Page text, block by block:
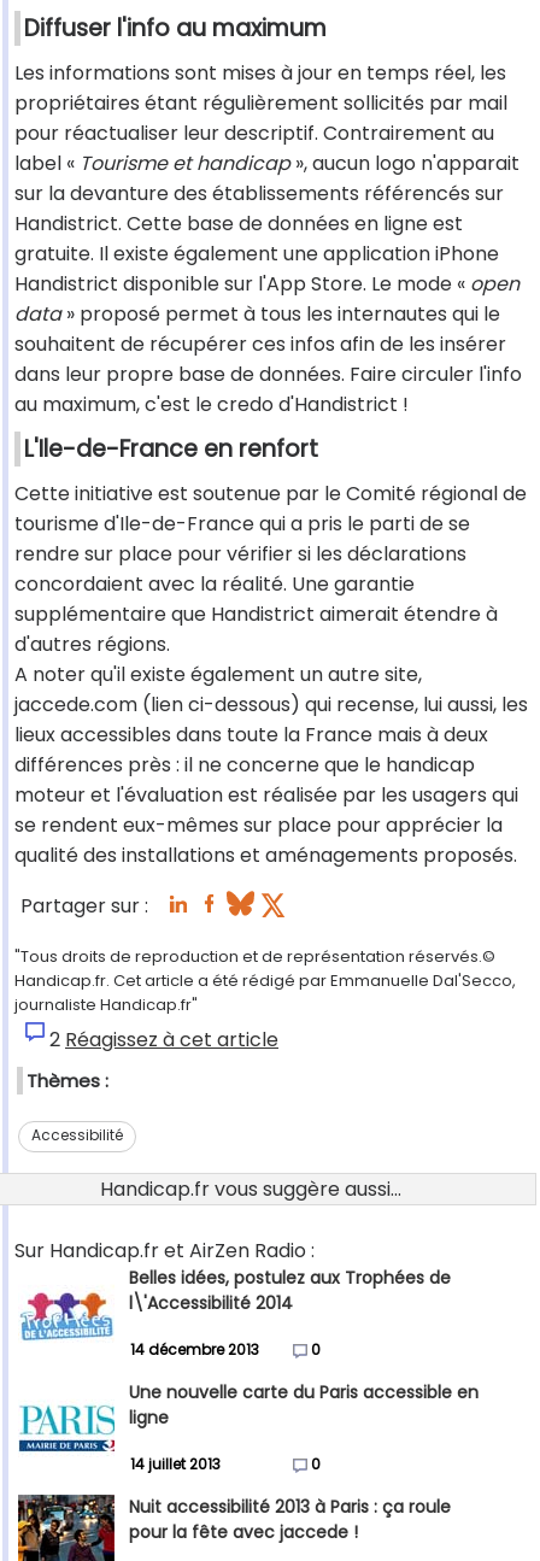
Diffuser l'info au maximum
Les informations sont mises à jour en temps réel, les
propriétaires étant régulièrement sollicités par mail
pour réactualiser leur descriptif. Contrairement au
label « Tourisme et handicap», aucun logo n'apparait
sur la devanture des établissements référencés sur
Handistrict. Cette base de données en ligne est
gratuite. Il existe également une application iPhone
Handistrict disponible sur l'App Store. Le mode « open
data» proposé permet à tous les internautes qui le
souhaitent de récupérer ces infos afin de les insérer
dans leur propre base de données. Faire circuler l'info
au maximum, c'est le credo d'Handistrict !
L'Ile-de-France en renfort
Cette initiative est soutenue par le Comité régional de
tourisme d'Ile-de-France qui a pris le parti de se
rendre sur place pour vérifier si les déclarations
concordaient avec la réalité. Une garantie
supplémentaire que Handistrict aimerait étendre à
d'autres régions.
A noter qu'il existe également un autre site,
jaccede.com (lien ci-dessous) qui recense, lui aussi, les
lieux accessibles dans toute la France mais à deux
différences près : il ne concerne que le handicap
moteur et l'évaluation est réalisée par les usagers qui
se rendent eux-mêmes sur place pour apprécier la
qualité des installations et aménagements proposés.
Partager sur :
"Tous droits de reproduction et de représentation réservés.©
Handicap.fr. Cet article a été rédigé par Emmanuelle Dal'Secco,
journaliste Handicap.fr"
2 Réagissez à cet article
Thèmes :
Accessibilité
Handicap.fr vous suggère aussi...
Sur Handicap.fr et AirZen Radio :
Belles idées, postulez aux Trophées de
l\'Accessibilité 2014
14 décembre 2013 0
Une nouvelle carte du Paris accessible en
ligne
14 juillet 2013 0
Nuit accessibilité 2013 à Paris : ça roule
pour la fête avec jaccede !